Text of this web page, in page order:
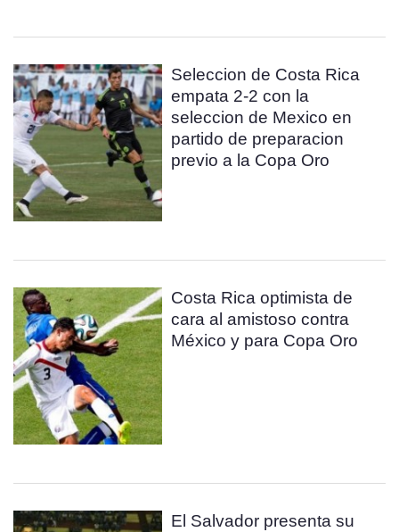
Seleccion de Costa Rica
empata 2-2 con la
seleccion de Mexico en
partido de preparacion
previo a la Copa Oro
Costa Rica optimista de
cara al amistoso contra
México y para Copa Oro
El Salvador presenta su